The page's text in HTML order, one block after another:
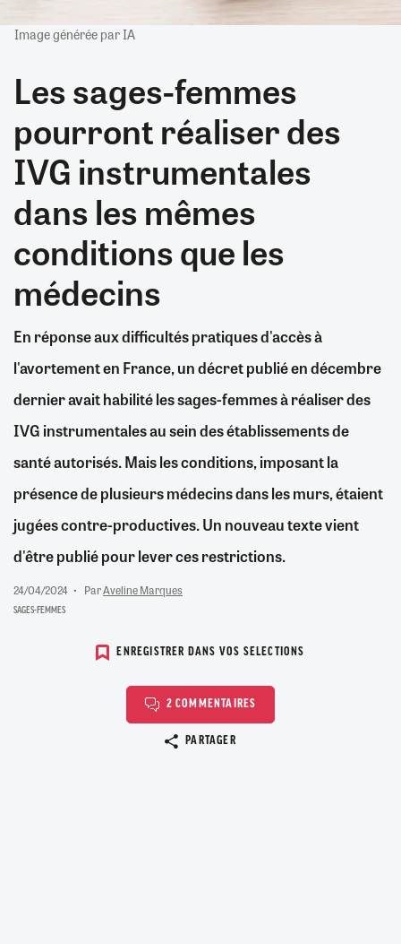
Image générée par IA
Les sages-femmes
pourront réaliser des
IVG instrumentales
dans les mêmes
conditions que les
médecins
En réponse aux difficultés pratiques d'accès à
l'avortement en France, un décret publié en décembre
dernier avait habilité les sages-femmes à réaliser des
IVG instrumentales au sein des établissements de
santé autorisés. Mais les conditions, imposant la
présence de plusieurs médecins dans les murs, étaient
jugées contre-productives. Un nouveau texte vient
d'être publié pour lever ces restrictions.
24/04/2024 ParAveline Marques
SAGES-FEMMES
ENREGISTRER DANS VOS SELECTIONS
2 COMMENTAIRES
PARTAGER